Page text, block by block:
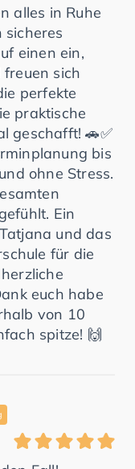
alles in Ruhe
sicheres
einen ein,
sich
perfekte
praktische
geschafft! 🚗✅
bis
ohne Stress.
Ein
und das
für die
euch habe
von 10
spitze! 🙌